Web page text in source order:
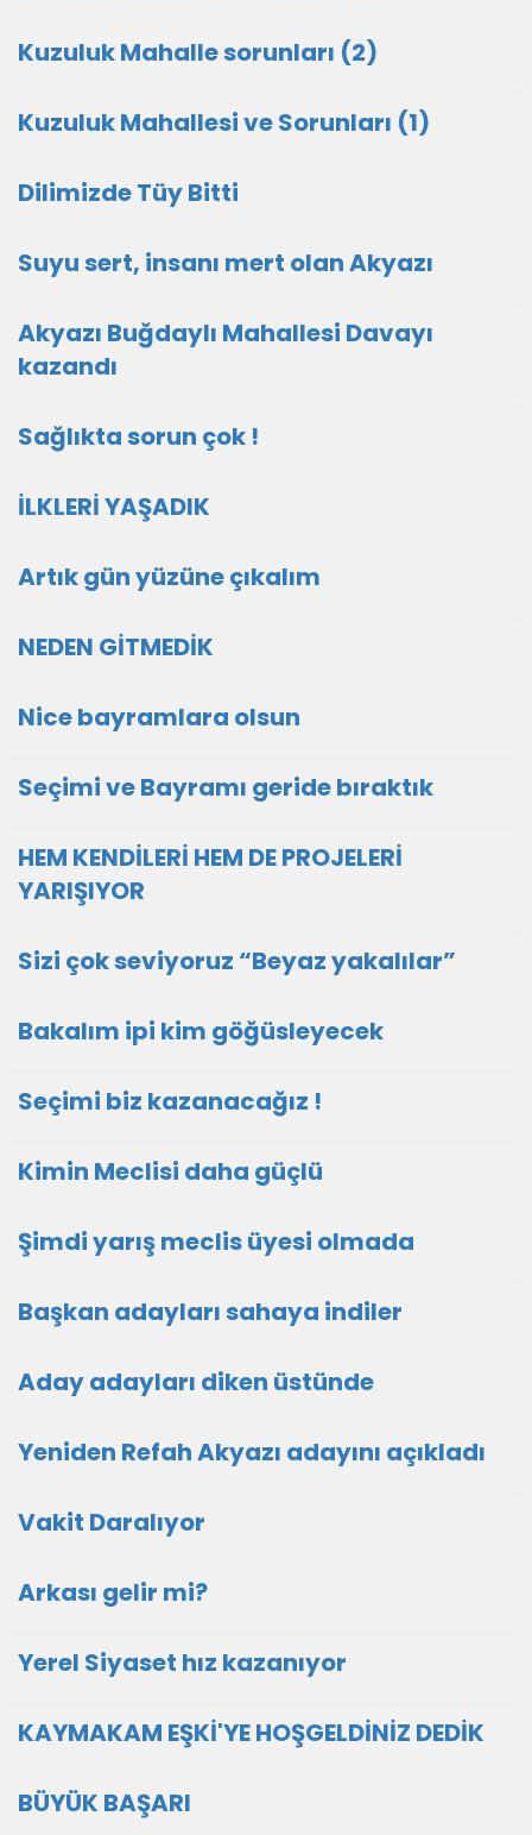
Kuzuluk Mahalle sorunları (2)
Kuzuluk Mahallesi ve Sorunları (1)
Dilimizde Tüy Bitti
Suyu sert, insanı mert olan Akyazı
Akyazı Buğdaylı Mahallesi Davayı
kazandı
Sağlıkta sorun çok !
İLKLERİ YAŞADIK
Artık gün yüzüne çıkalım
NEDEN GİTMEDİK
Nice bayramlara olsun
Seçimi ve Bayramı geride bıraktık
HEM KENDİLERİ HEM DE PROJELERİ
YARIŞIYOR
Sizi çok seviyoruz “Beyaz yakalılar”
Bakalım ipi kim göğüsleyecek
Seçimi biz kazanacağız !
Kimin Meclisi daha güçlü
Şimdi yarış meclis üyesi olmada
Başkan adayları sahaya indiler
Aday adayları diken üstünde
Yeniden Refah Akyazı adayını açıkladı
Vakit Daralıyor
Arkası gelir mi?
Yerel Siyaset hız kazanıyor
KAYMAKAM EŞKİ'YE HOŞGELDİNİZ DEDİK
BÜYÜK BAŞARI